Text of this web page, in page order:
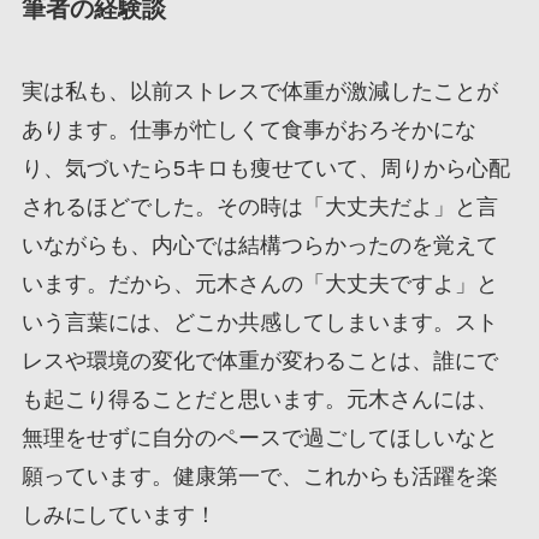
筆者の経験談
実は私も、以前ストレスで体重が激減したことが
あります。仕事が忙しくて食事がおろそかにな
り、気づいたら5キロも痩せていて、周りから心配
されるほどでした。その時は「大丈夫だよ」と言
いながらも、内心では結構つらかったのを覚えて
います。だから、元木さんの「大丈夫ですよ」と
いう言葉には、どこか共感してしまいます。スト
レスや環境の変化で体重が変わることは、誰にで
も起こり得ることだと思います。元木さんには、
無理をせずに自分のペースで過ごしてほしいなと
願っています。健康第一で、これからも活躍を楽
しみにしています！